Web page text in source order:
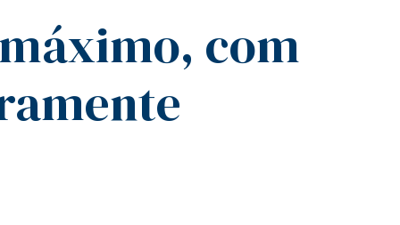
com